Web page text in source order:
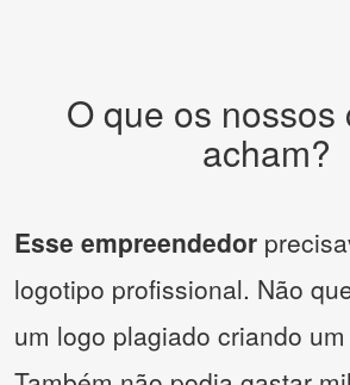
O que os nossos
acham?
Esse empreendedor
logotipo profissional. Não
um logo plagiado criando